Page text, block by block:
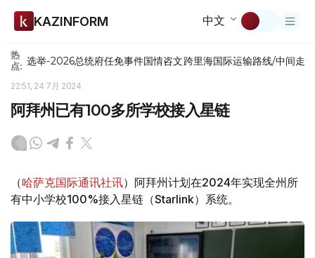
KAZINFORM 中文
热
点: 选举-2026总统府任免事件国情咨文跨里海国际运输路线/中间走廊
22:51, 24 7月 2024
阿拜州已有100多所学校接入星链
（哈萨克国际通讯社讯）阿拜州计划在2024年实现全州所
有中小学校100%接入星链（Starlink）系统。